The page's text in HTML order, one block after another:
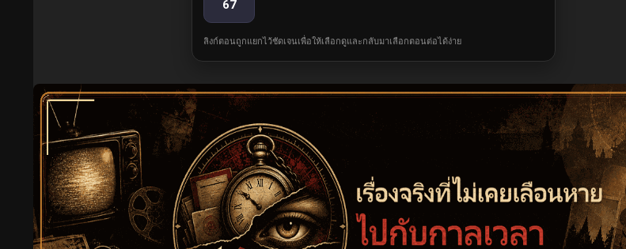
67
ลิงก์ตอนถูกแยกไว้ชัดเจนเพื่อให้เลือกดูและกลับมาเลือกตอนต่อได้ง่าย